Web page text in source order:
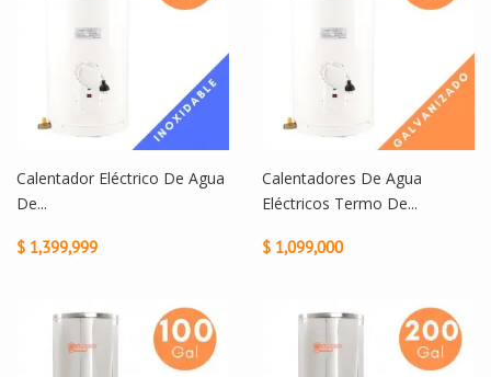
Calentador Eléctrico De Agua
De...
$ 1,399,999
Calentadores De Agua
Eléctricos Termo De...
$ 1,099,000